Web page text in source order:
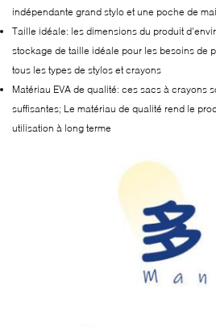
indépendante grand stylo et une poche de
Taille idéale: les dimensions du produit
stockage de taille idéale pour les besoins de
tous les types de stylos et crayons
Matériau EVA de qualité: ces sacs à crayons
suffisantes; Le matériau de qualité rend le
utilisation à long terme